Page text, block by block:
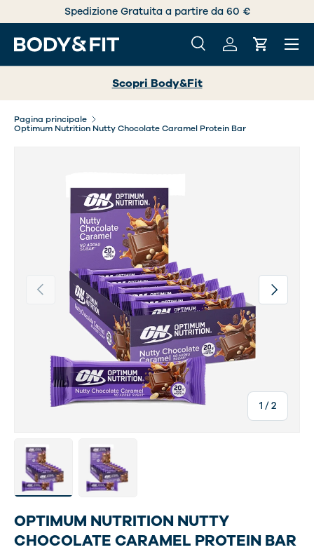
PASSA AI CONTENUTI
100% Acquisto sicuro
Cerca
CercaAccediCarrello
Menu
Scopri Body&Fit
Pagina principale
Optimum Nutrition Nutty Chocolate Caramel Protein Bar
Indietro
1 /di
2
Avanti
Carica immagine 1 nella visualizzazione galleria
Carica immagine 3 nella visualizzazione
OPTIMUM NUTRITION NUTTY
CHOCOLATE CARAMEL PROTEIN BAR